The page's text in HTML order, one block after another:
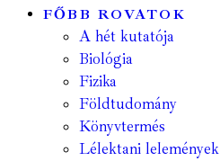
FŐBB ROVATOK
A hét kutatója
Biológia
Fizika
Földtudomány
Könyvtermés
Lélektani lelemények